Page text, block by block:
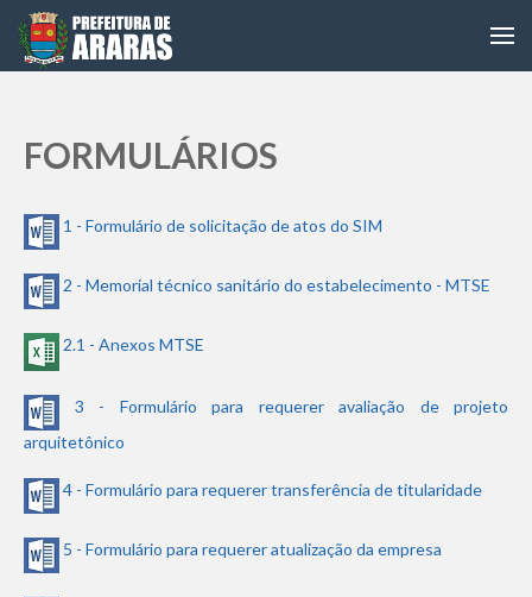
FORMULÁRIOS
1 - Formulário de solicitação de atos do SIM
2 - Memorial técnico sanitário do estabelecimento - MTSE
2.1 - Anexos MTSE
3 - Formulário para requerer avaliação de projeto
arquitetônico
4 - Formulário para requerer transferência de titularidade
5 - Formulário para requerer atualização da empresa